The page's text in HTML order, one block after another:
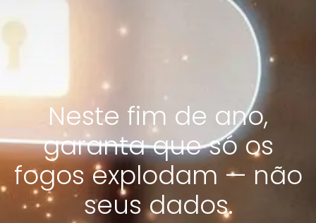
Neste fim de ano,
garanta que só os
fogos explodam — não
seus dados.